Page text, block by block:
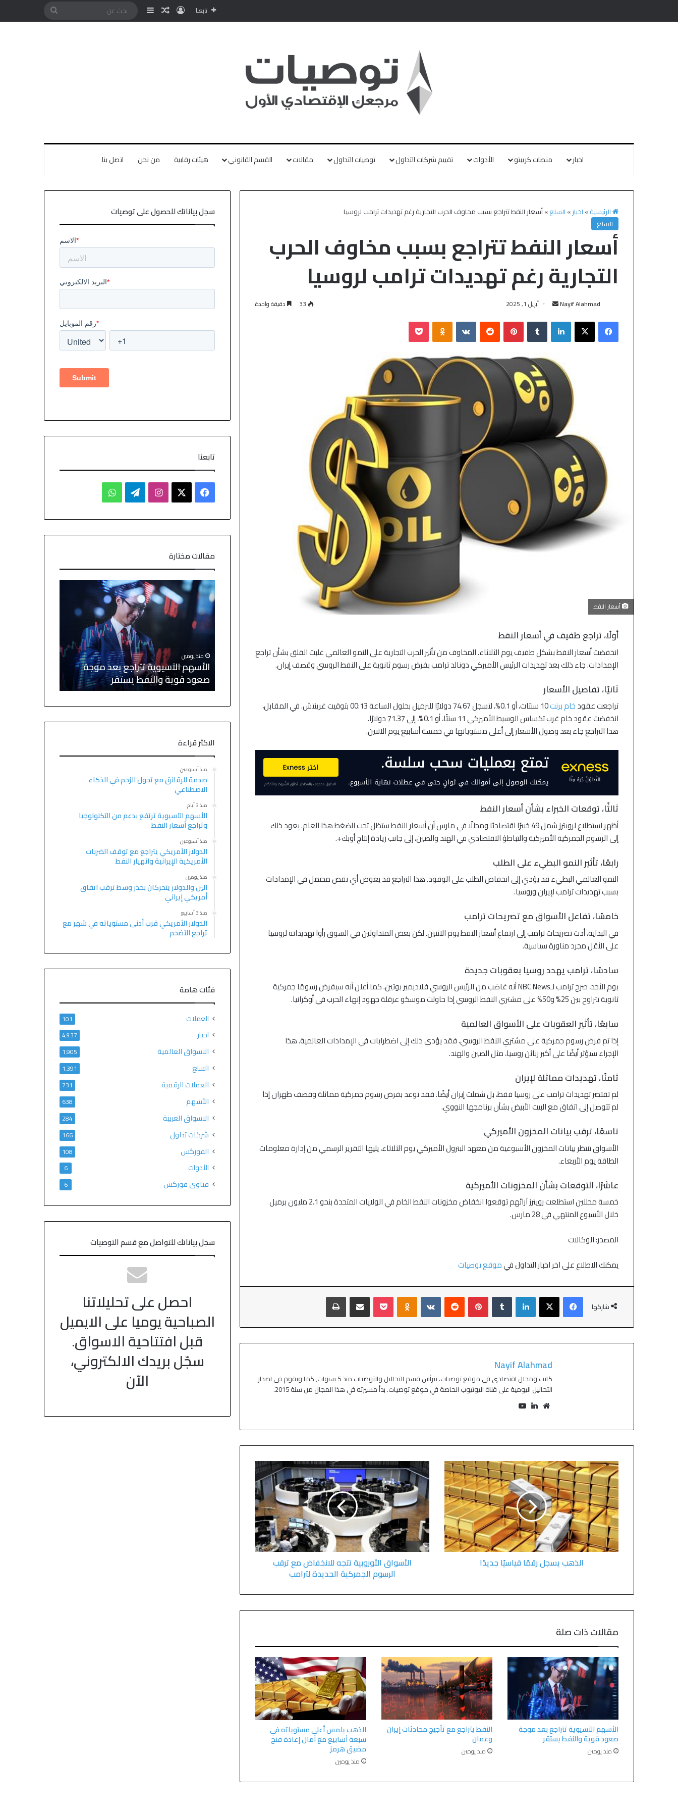
تابعنا
اخبار منصات كريبتو الأدوات تقييم شركات التداول توصيات التداول مقالات القسم القانوني هيئات رقابية من نحن اتصل بنا
الرئيسية» اخبار» السلع»أسعار النفط تتراجع بسبب مخاوف الحرب التجارية رغم تهديدات ترامب لروسيا
السلع
أسعار النفط تتراجع بسبب مخاوف الحرب
التجارية رغم تهديدات ترامب لروسيا
Nayif Alahmad أبريل 1, 2025 33 دقيقة واحدة
أسعار النفط
أولًا، تراجع طفيف في أسعار النفط
انخفضت أسعار النفط بشكل طفيف يوم الثلاثاء. المخاوف من تأثير الحرب التجارية على النمو العالمي غلبت القلق بشأن تراجع
الإمدادات. جاء ذلك بعد تهديدات الرئيس الأميركي دونالد ترامب بفرض رسوم ثانوية على النفط الروسي وقصف إيران.
ثانيًا، تفاصيل الأسعار
تراجعت عقودخام برنت
10 سنتات، أو 0.1%، لتسجل 74.67 دولارًا للبرميل بحلول الساعة 00:13 بتوقيت غرينتش. في المقابل،
انخفضت عقود خام غرب تكساس الوسيط الأميركي 11 سنتًا، أو 0.1%، إلى 71.37 دولارًا.
هذا التراجع جاء بعد وصول الأسعار إلى أعلى مستوياتها في خمسة أسابيع يوم الاثنين.
ثالثًا، توقعات الخبراء بشأن أسعار النفط
أظهر استطلاع لرويترز شمل 49 خبيرًا اقتصاديًا ومحللًا في مارس أن أسعار النفط ستظل تحت الضغط هذا العام. يعود ذلك
إلى الرسوم الجمركية الأميركية والتباطؤ الاقتصادي في الهند والصين، إلى جانب زيادة إنتاج أوبك+.
رابعًا، تأثير النمو البطيء على الطلب
النمو العالمي البطيء قد يؤدي إلى انخفاض الطلب على الوقود. هذا التراجع قد يعوض أي نقص محتمل في الإمدادات
بسبب تهديدات ترامب لإيران وروسيا.
خامسًا، تفاعل الأسواق مع تصريحات ترامب
في البداية، أدت تصريحات ترامب إلى ارتفاع أسعار النفط يوم الاثنين. لكن بعض المتداولين في السوق رأوا تهديداته لروسيا
على الأقل مجرد مناورة سياسية.
سادسًا، ترامب يهدد روسيا بعقوبات جديدة
يوم الأحد، صرح ترامب لـNBC News أنه غاضب من الرئيس الروسي فلاديمير بوتين. كما أعلن أنه سيفرض رسومًا جمركية
ثانوية تتراوح بين 25% و50% على مشتري النفط الروسي إذا حاولت موسكو عرقلة جهود إنهاء الحرب في أوكرانيا.
سابعًا، تأثير العقوبات على الأسواق العالمية
إذا تم فرض رسوم جمركية على مشتري النفط الروسي، فقد يؤدي ذلك إلى اضطرابات في الإمدادات العالمية. هذا
الإجراء سيؤثر أيضًا على أكبر زبائن روسيا، مثل الصين والهند.
ثامنًا، تهديدات مماثلة لإيران
لم تقتصر تهديدات ترامب على روسيا فقط، بل شملت إيران أيضًا. فقد توعد بفرض رسوم جمركية مماثلة وقصف طهران إذا
لم تتوصل إلى اتفاق مع البيت الأبيض بشأن برنامجها النووي.
تاسعًا، ترقب بيانات المخزون الأميركي
الأسواق تنتظر بيانات المخزون الأسبوعية من معهد البترول الأميركي يوم الثلاثاء، يليها التقرير الرسمي من إدارة معلومات
الطاقة يوم الأربعاء.
عاشرًا، التوقعات بشأن المخزونات الأميركية
خمسة محللين استطلعت رويترز آرائهم توقعوا انخفاض مخزونات النفط الخام في الولايات المتحدة بنحو 2.1 مليون برميل
خلال الأسبوع المنتهي في 28 مارس.
المصدر: الوكالات
يمكنك الاطلاع على اخر اخبار التداول فيموقع توصيات
شاركها
Nayif Alahmad
كاتب ومحلل اقتصادي في موقع توصيات. يترأس قسم التحاليل والتوصيات منذ 5 سنوات, كما ويقوم في اصدار
التحاليل اليومية على قناة اليوتيوب الخاصة في موقع توصيات. بدأ مسيرته في هذا المجال من سنة 2015.
الذهب يسجل رقمًا قياسيًا جديدًا الأسواق الأوروبية تتجه للانخفاض مع ترقب
الرسوم الجمركية الجديدة لترامب
مقالات ذات صلة
الأسهم الآسيوية تتراجع بعد موجة
صعود قوية والنفط يستقر
منذ يومين
النفط يتراجع مع تأجيج محادثات إيران
وعمان
منذ يومين
الذهب يلمس أعلى مستوياته في
سبعة أسابيع مع آمال إعادة فتح
مضيق هرمز
منذ يومين
سجل بياناتك للحصول على توصيات
تابعنا
مقالات مختارة
منذ 3 أيام
الأسهم الآسيوية ترتفع بدعم من
منذ يومين
الأسهم الآسيوية تتراجع بعد موجة
صعود قوية والنفط يستقر
الاكثر قراءة
منذ أسبوعين
صدمة للرقائق مع تحول الزخم في الذكاء
الاصطناعي
منذ 3 أيام
الأسهم الآسيوية ترتفع بدعم من التكنولوجيا
وتراجع أسعار النفط
منذ أسبوعين
الدولار الأمريكي يتراجع مع توقف الضربات
الأمريكية الإيرانية وانهيار النفط
منذ يومين
الين والدولار يتحركان بحذر وسط ترقب اتفاق
أمريكي إيراني
منذ 3 أسابيع
الدولار الأمريكي قرب أدنى مستوياته في شهر مع
تراجع التضخم
فئات هامة
العملات 101
اخبار 4٬937
الاسواق العالمية 1٬905
السلع 1٬391
العملات الرقمية 731
الأسهم 638
الاسواق العربية 284
شركات تداول 166
الفوركس 108
الأدوات 6
فتاوى فوركس 6
سجل بياناتك للتواصل مع قسم التوصيات
احصل على تحليلاتنا
الصباحية يوميا على الايميل
قبل افتتاحية الاسواق.
سجّل بريدك الالكتروني،
الآن